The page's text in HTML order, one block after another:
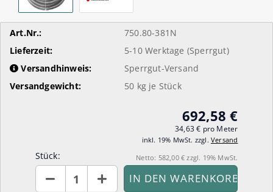
Art.Nr.:
750.80-381N
Lieferzeit:
5-10 Werktage (Sperrgut)
Versandhinweis:
Sperrgut-Versand
Versandgewicht:
50 kg je Stück
692,58 €
34,63 € pro Meter
inkl. 19% MwSt. zzgl. Versand
Netto: 582,00 € zzgl. 19% MwSt.
Stück:
Stück